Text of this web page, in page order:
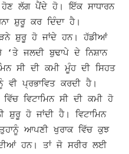
ਹੋਣ ਲੱਗ ਪੈਂਦੇ ਹੋ। ਇੱਕ ਸਾਧਾਰਨ
ਸ਼ੁਰੂ ਕਰ ਦਿੰਦਾ ਹੈ।
ਸ਼ੁਰੂ ਹੋ ਜਾਂਦੇ ਹਨ। ਹੱਡੀਆਂ
ਜਲਦੀ ਬੁਢਾਪੇ ਦੇ ਨਿਸ਼ਾਨ
ਸੀ ਦੀ ਕਮੀ ਮੂੰਹ ਦੀ ਸਿਹਤ
ਪ੍ਰਭਾਵਿਤ ਕਰਦੀ ਹੈ।
ਵਿਟਾਮਿਨ ਸੀ ਦੀ ਕਮੀ ਹੋ
ਸ਼ੁਰੂ ਹੋ ਜਾਂਦੀ ਹੈ। ਵਿਟਾਮਿਨ
ਆਪਣੀ ਖੁਰਾਕ ਵਿੱਚ ਕੁਝ
ਹਨ। ਤਾਂ ਜੋ ਸਰੀਰ ਲਈ